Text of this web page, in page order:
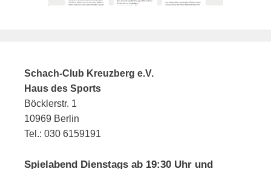
Schach-Club Kreuzberg e.V.
Haus des Sports
Böcklerstr. 1
10969 Berlin
Tel.: 030 6159191
Spielabend Dienstags ab 19:30 Uhr und